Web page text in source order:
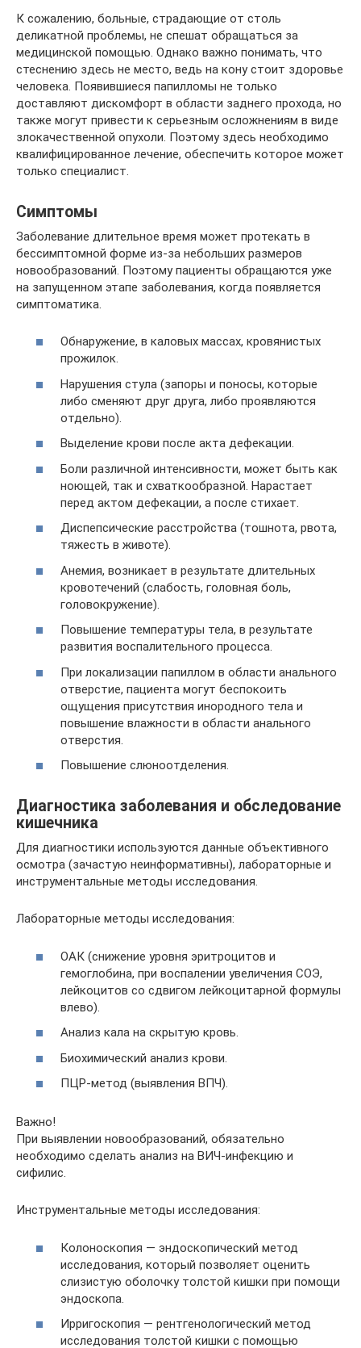
К сожалению, больные, страдающие от столь
деликатной проблемы, не спешат обращаться за
медицинской помощью. Однако важно понимать, что
стеснению здесь не место, ведь на кону стоит здоровье
человека. Появившиеся папилломы не только
доставляют дискомфорт в области заднего прохода, но
также могут привести к серьезным осложнениям в виде
злокачественной опухоли. Поэтому здесь необходимо
квалифицированное лечение, обеспечить которое может
только специалист.
Симптомы
Заболевание длительное время может протекать в
бессимптомной форме из-за небольших размеров
новообразований. Поэтому пациенты обращаются уже
на запущенном этапе заболевания, когда появляется
симптоматика.
Обнаружение, в каловых массах, кровянистых
прожилок.
Нарушения стула (запоры и поносы, которые
либо сменяют друг друга, либо проявляются
отдельно).
Выделение крови после акта дефекации.
Боли различной интенсивности, может быть как
ноющей, так и схваткообразной. Нарастает
перед актом дефекации, а после стихает.
Диспепсические расстройства (тошнота, рвота,
тяжесть в животе).
Анемия, возникает в результате длительных
кровотечений (слабость, головная боль,
головокружение).
Повышение температуры тела, в результате
развития воспалительного процесса.
При локализации папиллом в области анального
отверстие, пациента могут беспокоить
ощущения присутствия инородного тела и
повышение влажности в области анального
отверстия.
Повышение слюноотделения.
Диагностика заболевания и обследование
кишечника
Для диагностики используются данные объективного
осмотра (зачастую неинформативны), лабораторные и
инструментальные методы исследования.
Лабораторные методы исследования:
ОАК (снижение уровня эритроцитов и
гемоглобина, при воспалении увеличения СОЭ,
лейкоцитов со сдвигом лейкоцитарной формулы
влево).
Анализ кала на скрытую кровь.
Биохимический анализ крови.
ПЦР-метод (выявления ВПЧ).
Важно!
При выявлении новообразований, обязательно
необходимо сделать анализ на ВИЧ-инфекцию и
сифилис.
Инструментальные методы исследования:
Колоноскопия — эндоскопический метод
исследования, который позволяет оценить
слизистую оболочку толстой кишки при помощи
эндоскопа.
Ирригоскопия — рентгенологический метод
исследования толстой кишки с помощью